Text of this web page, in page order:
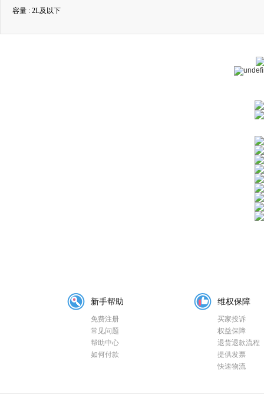
容量 : 2L及以下
新手帮助
免费注册
常见问题
帮助中心
如何付款
维权保障
买家投诉
权益保障
退货退款流程
提供发票
快速物流